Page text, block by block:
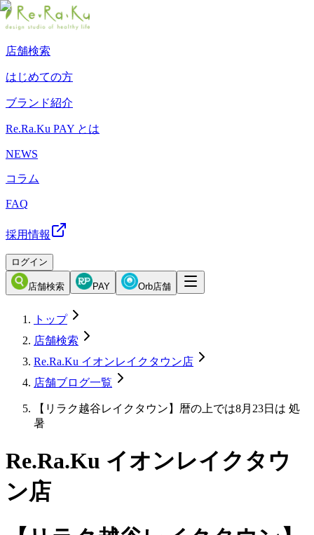
店舗検索
はじめての方
ブランド紹介
Re.Ra.Ku PAY とは
NEWS
コラム
FAQ
採用情報
ログイン
店舗検索 PAY Orb店舗
トップ
店舗検索
Re.Ra.Ku イオンレイクタウン店
店舗ブログ一覧
【リラク越谷レイクタウン】暦の上では8月23日は 処
暑
Re.Ra.Ku イオンレイクタウ
ン店